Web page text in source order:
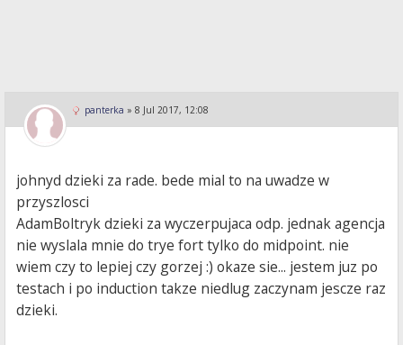
panterka » 8 Jul 2017, 12:08
johnyd dzieki za rade. bede mial to na uwadze w
przyszlosci
AdamBoltryk dzieki za wyczerpujaca odp. jednak agencja
nie wyslala mnie do trye fort tylko do midpoint. nie
wiem czy to lepiej czy gorzej :) okaze sie... jestem juz po
testach i po induction takze niedlug zaczynam jescze raz
dzieki.